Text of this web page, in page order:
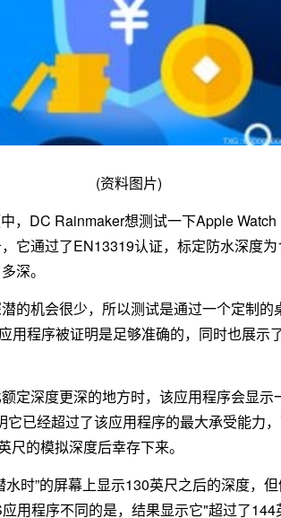
(资料图片)
，DC Rainmaker想测试一下Apple
它通过了EN13319认证，标定防水深度
深。
的机会很少，所以测试是通过一个定制的
用程序被证明是足够准确的，同时也展示
定深度更深的地方时，该应用程序会显示
已经超过了该应用程序的最大承受能力，
的模拟深度后幸存下来。
水时”的屏幕上显示130英尺之后的深度，
用程序不同的是，结果显示它"超过了